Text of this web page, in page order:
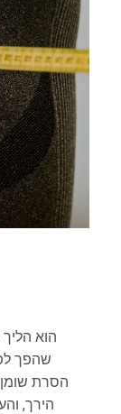
שהפך
הסרת
הירך,